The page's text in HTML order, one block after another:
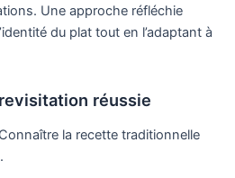
Une approche réfléchie
du plat tout en l’adaptant à
réussie
la recette traditionnelle